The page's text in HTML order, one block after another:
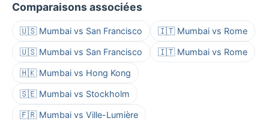
Comparaisons associées
🇺🇸 Mumbai vs San Francisco 🇮🇹 Mumbai vs Rome
🇺🇸 Mumbai vs San Francisco 🇮🇹 Mumbai vs Rome
🇭🇰 Mumbai vs Hong Kong
🇸🇪 Mumbai vs Stockholm
🇫🇷 Mumbai vs Ville-Lumière